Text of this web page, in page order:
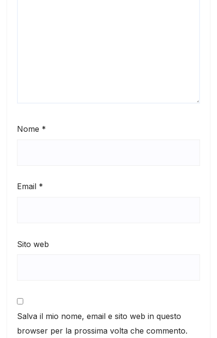
Nome *
Email *
Sito web
Salva il mio nome, email e sito web in questo
browser per la prossima volta che commento.